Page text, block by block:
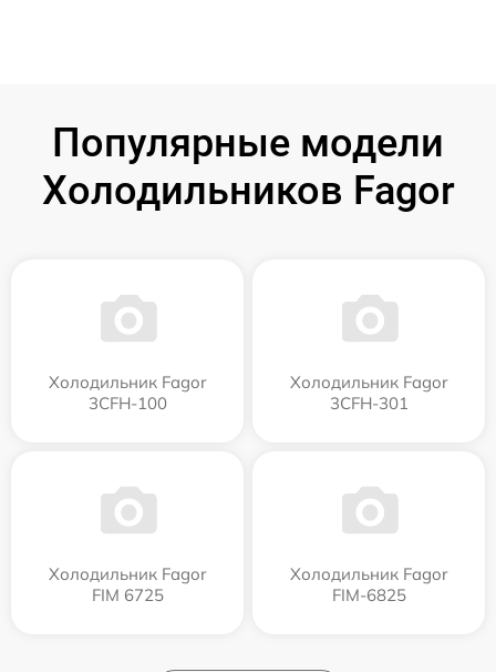
Популярные модели
Холодильников Fagor
Холодильник Fagor
3CFH-100
Холодильник Fagor
3CFH-301
Холодильник Fagor
FIM 6725
Холодильник Fagor
FIM-6825